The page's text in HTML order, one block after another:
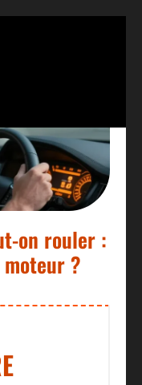
on rouler :
?